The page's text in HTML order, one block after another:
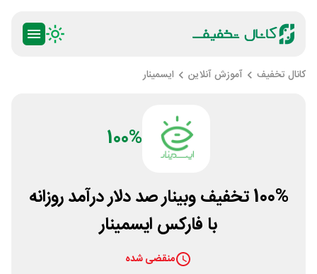
کانال تخفیف آموزش آنلاین ایسمینار
100%
100% تخفیف وبینار صد دلار درآمد روزانه
با فارکس ایسمینار
منقضی شده